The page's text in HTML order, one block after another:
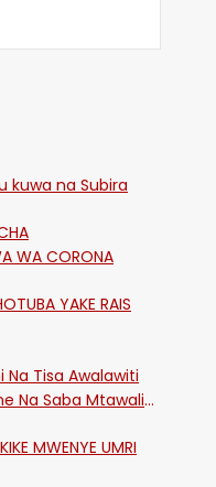
kuwa na Subira
WA CORONA
Tisa Awalawiti
Na Saba Mtawalia
MWENYE UMRI